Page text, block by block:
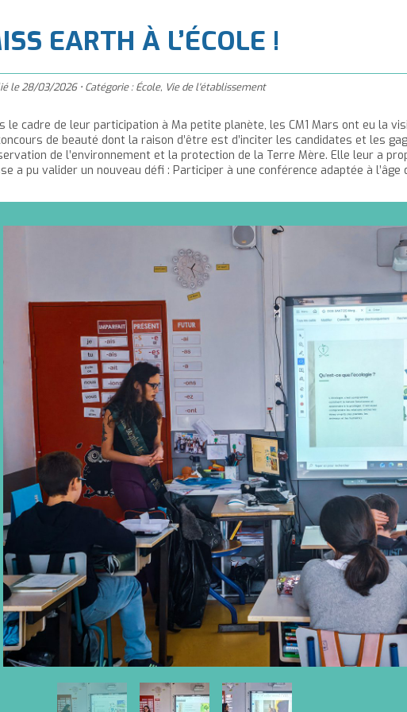
EARTH À L’ÉCOLE !
le28/03/2026 • Catégorie :École, Vie de l'établissement
le cadre de leur participation à Ma petite planète, les CM1 Mars ont eu la
oncours de beauté dont la raison d’être est d’inciter les candidates et les
de l’environnement et la protection de la Terre Mère. Elle leur a
a pu valider un nouveau défi : Participer à une conférence adaptée à